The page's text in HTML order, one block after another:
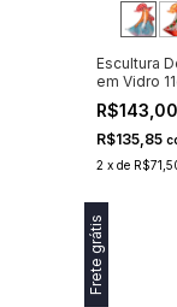
Escultura
em Vidro
R$143,00
R$135,85
2 x de
Frete grátis